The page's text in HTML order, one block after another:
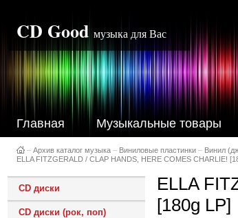
CD Good музыка для Вас
Главная Музыкальные товары
– Архив каталог музыка – Виниловые пластинки – Винил
ELLA FITZGERALD / CLAP HANDS, HERE COMES CHARLIE!
CD диски
CD диски (рок, поп)
ELLA
[180g LP]